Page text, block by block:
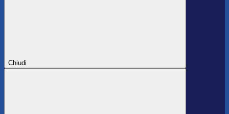
Chiudi